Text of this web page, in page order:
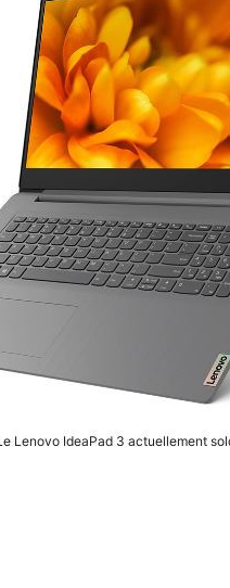
Le Lenovo IdeaPad 3 actuellement